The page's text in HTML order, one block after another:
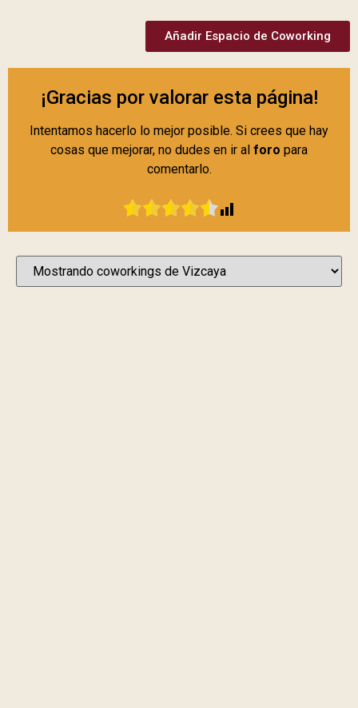
Añadir Espacio de Coworking
¡Gracias por valorar esta página!
Intentamos hacerlo lo mejor posible. Si crees que hay
cosas que mejorar, no dudes en ir al foro para
comentarlo.